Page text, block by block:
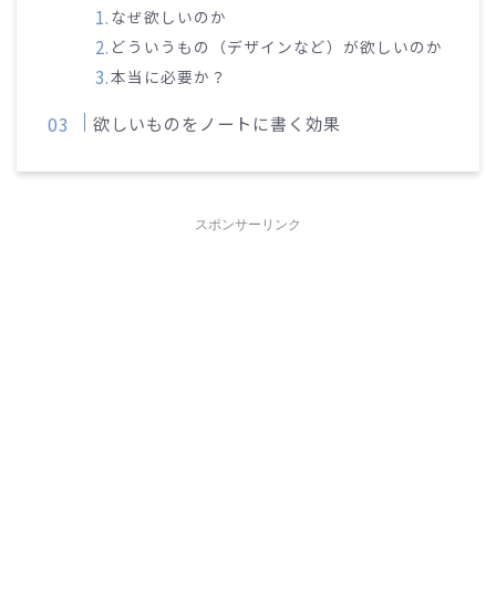
なぜ欲しいのか
どういうもの（デザインなど）が欲しいのか
本当に必要か？
欲しいものをノートに書く効果
スポンサーリンク